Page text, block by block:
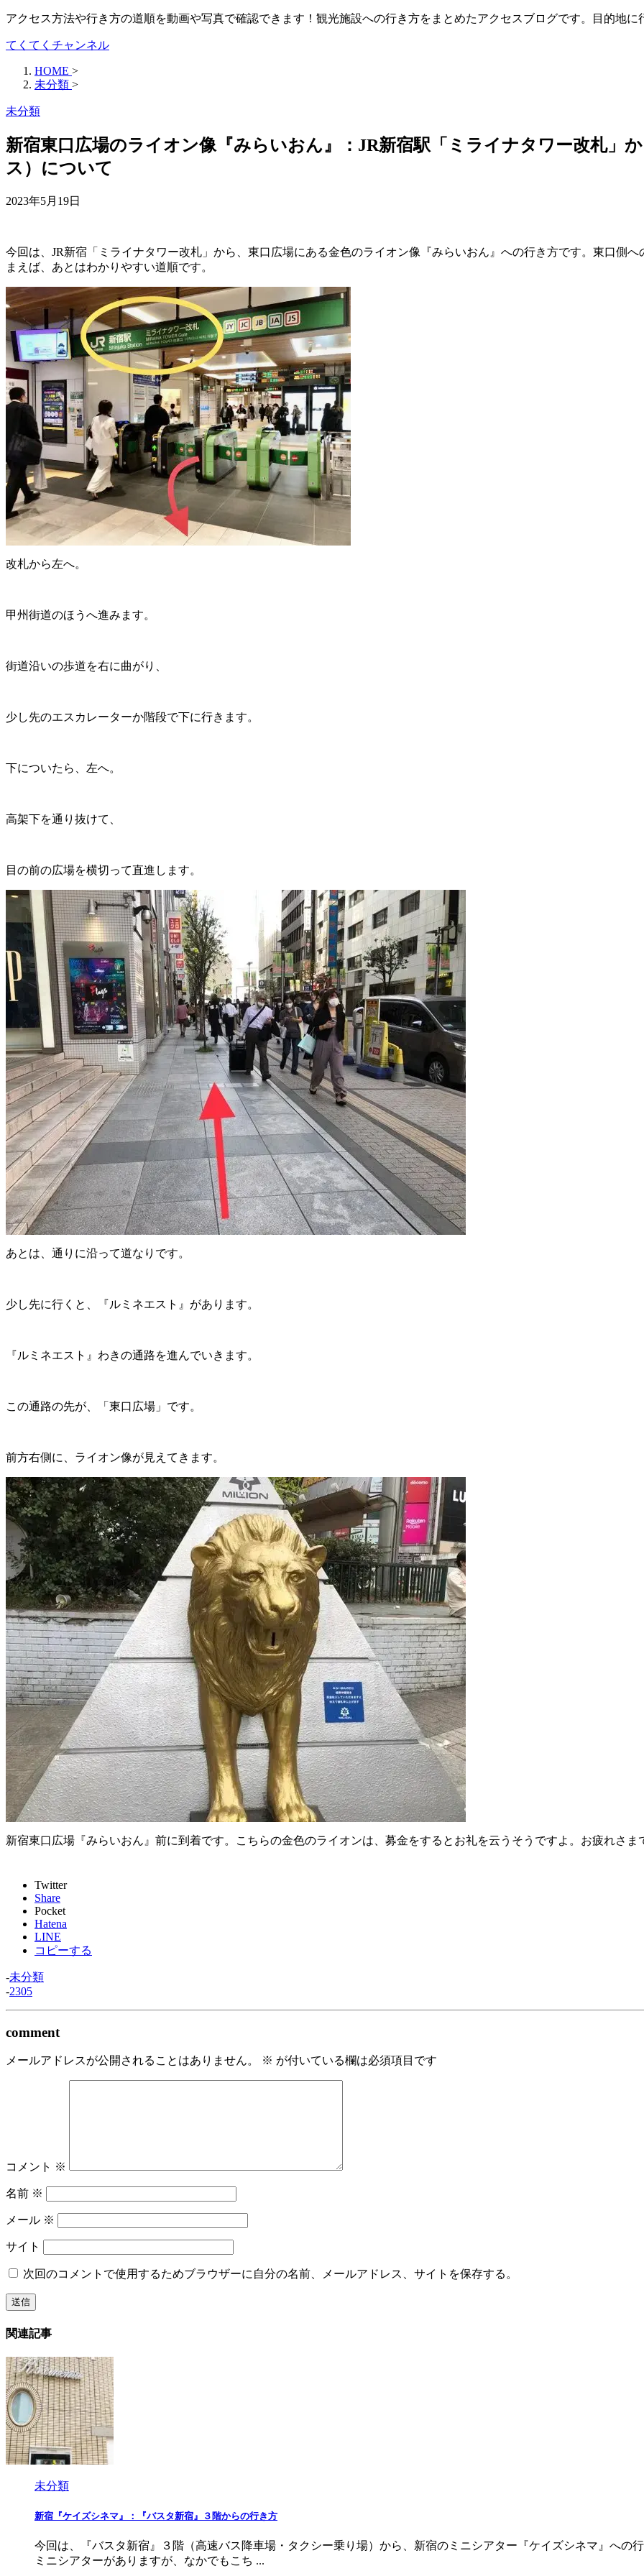
アクセス方法や行き方の道順を動画や写真で確認できます！観光施設への行き方をまとめたアクセスブログです。目的地
てくてくチャンネル
HOME >
未分類 >
未分類
新宿東口広場のライオン像『みらいおん』：JR新宿駅「ミライナタワー改札」
ス）について
2023年5月19日
今回は、JR新宿「ミライナタワー改札」から、東口広場にある金色のライオン像『みらいおん』への行き方です。東口側
まえば、あとはわかりやすい道順です。
改札から左へ。
甲州街道のほうへ進みます。
街道沿いの歩道を右に曲がり、
少し先のエスカレーターか階段で下に行きます。
下についたら、左へ。
高架下を通り抜けて、
目の前の広場を横切って直進します。
あとは、通りに沿って道なりです。
少し先に行くと、『ルミネエスト』があります。
『ルミネエスト』わきの通路を進んでいきます。
この通路の先が、「東口広場」です。
前方右側に、ライオン像が見えてきます。
新宿東口広場『みらいおん』前に到着です。こちらの金色のライオンは、募金をするとお礼を云うそうですよ。お疲れさま
Twitter
Share
Pocket
Hatena
LINE
コピーする
-未分類
-2305
comment
メールアドレスが公開されることはありません。 ※ が付いている欄は必須項目です
コメント ※
名前 ※
メール ※
サイト
次回のコメントで使用するためブラウザーに自分の名前、メールアドレス、サイトを保存する。
関連記事
未分類
新宿『ケイズシネマ』：『バスタ新宿』３階からの行き方
今回は、『バスタ新宿』３階（高速バス降車場・タクシー乗り場）から、新宿のミニシアター『ケイズシネマ』への
ミニシアターがありますが、なかでもこち ...